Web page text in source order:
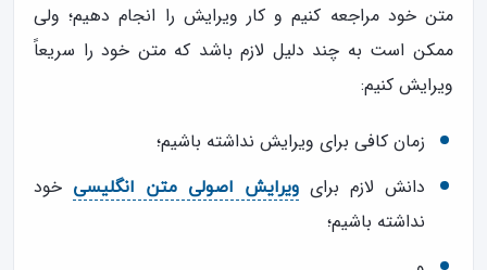
متن خود مراجعه کنیم و کار ویرایش را انجام دهیم؛ ولی
ممکن است به چند دلیل لازم باشد که متن خود را سریعاً
ویرایش کنیم:
زمان کافی برای ویرایش نداشته باشیم؛
دانش لازم برای ویرایش اصولی متن انگلیسی خود
نداشته باشیم؛